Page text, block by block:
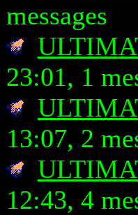
messages
23:01, 1
13:07, 2
12:43, 4